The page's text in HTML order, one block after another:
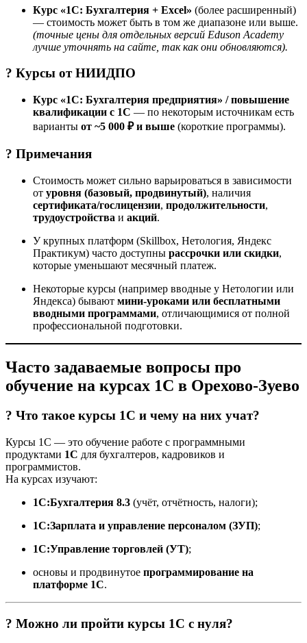
Курс «1С: Бухгалтерия + Excel» (более расширенный)
— стоимость может быть в том же диапазоне или выше.
(точные цены для отдельных версий Eduson Academy
лучше уточнять на сайте, так как они обновляются).
? Курсы отНИИДПО
Курс «1С: Бухгалтерия предприятия» / повышение
квалификации с 1С — по некоторым источникам есть
варианты от ~5 000 ₽ и выше (короткие программы).
? Примечания
Стоимость может сильно варьироваться в зависимости
от уровня (базовый, продвинутый), наличия
сертификата/гослицензии, продолжительности,
трудоустройства и акций.
У крупных платформ (Skillbox, Нетология, Яндекс
Практикум) часто доступны рассрочки или скидки,
которые уменьшают месячный платеж.
Некоторые курсы (например вводные у Нетологии или
Яндекса) бывают мини-уроками или бесплатными
вводными программами, отличающимися от полной
профессиональной подготовки.
Часто задаваемые вопросы про
обучение на курсах 1С в Орехово-Зуево
? Что такое курсы 1С и чему на них учат?
Курсы 1С — это обучение работе с программными
продуктами 1С для бухгалтеров, кадровиков и
программистов.
На курсах изучают:
1С:Бухгалтерия 8.3 (учёт, отчётность, налоги);
1С:Зарплата и управление персоналом (ЗУП);
1С:Управление торговлей (УТ);
основы и продвинутое программирование на
платформе 1С.
? Можно ли пройти курсы 1С с нуля?